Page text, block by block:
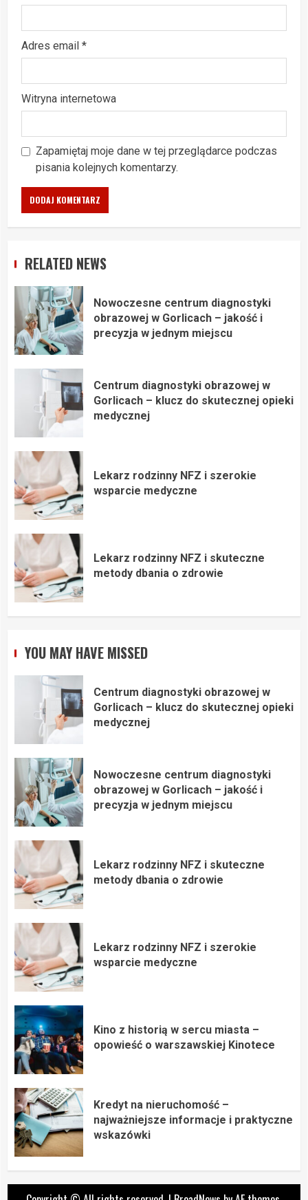
Adres email *
Witryna internetowa
Zapamiętaj moje dane w tej przeglądarce podczas
pisania kolejnych komentarzy.
RELATED NEWS
Nowoczesne centrum diagnostyki
obrazowej w Gorlicach – jakość i
precyzja w jednym miejscu
Centrum diagnostyki obrazowej w
Gorlicach – klucz do skutecznej opieki
medycznej
Lekarz rodzinny NFZ i szerokie
wsparcie medyczne
Lekarz rodzinny NFZ i skuteczne
metody dbania o zdrowie
YOU MAY HAVE MISSED
Centrum diagnostyki obrazowej w
Gorlicach – klucz do skutecznej opieki
medycznej
Nowoczesne centrum diagnostyki
obrazowej w Gorlicach – jakość i
precyzja w jednym miejscu
Lekarz rodzinny NFZ i skuteczne
metody dbania o zdrowie
Lekarz rodzinny NFZ i szerokie
wsparcie medyczne
Kino z historią w sercu miasta –
opowieść o warszawskiej Kinotece
Kredyt na nieruchomość –
najważniejsze informacje i praktyczne
wskazówki